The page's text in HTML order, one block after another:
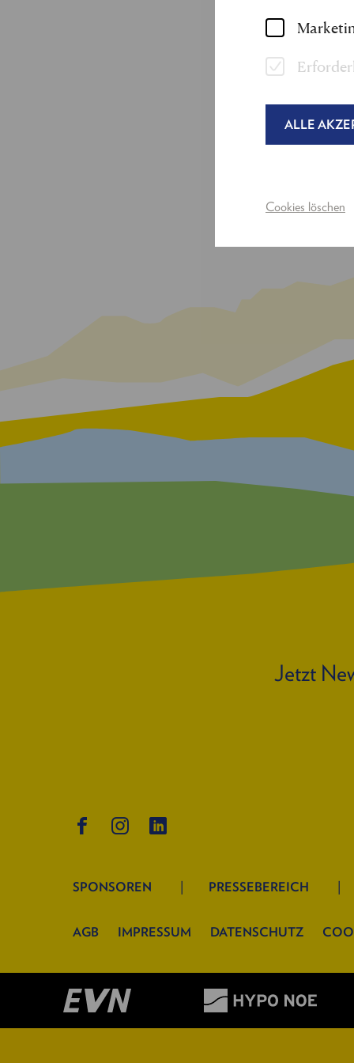
ALLE
Cookies löschen
Bester
Bei den
Jetzt
SPONSOREN PRESSEBEREICH
AGB IMPRESSUM DATENSCHUTZ